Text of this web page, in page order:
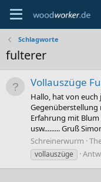
Schlagworte
fulterer
Vollauszüge
Hallo, hat von euch
Gegenüberstellung
Erfahrung mit Blum
usw......... Gruß
Schreinerwurm
vollauszüge